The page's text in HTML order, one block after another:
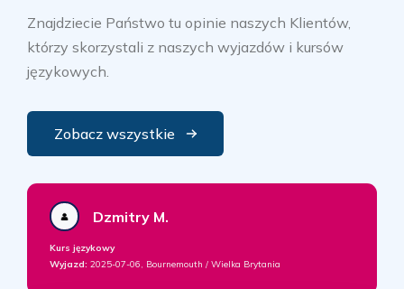
Znajdziecie Państwo tu opinie naszych Klientów,
którzy skorzystali z naszych wyjazdów i kursów
językowych.
Zobacz wszystkie
Dzmitry M.
Kurs językowy
Wyjazd: 2025-07-06, Bournemouth / Wielka Brytania